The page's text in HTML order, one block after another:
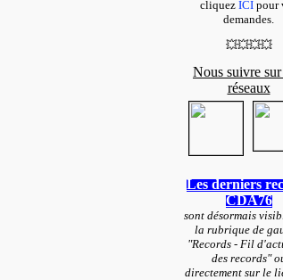
cliquez ICIpour
demandes.
💥💥💥💥
Nous suivre
réseaux
Les derniers
CDA76
sont désormais
la rubrique de
"Records - Fil
des records"
directement sur le